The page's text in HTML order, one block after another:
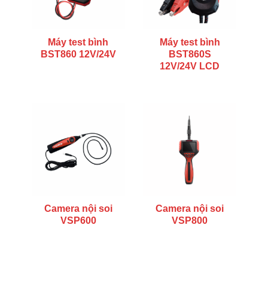
Máy test bình
BST860 12V/24V
Máy test bình
BST860S
12V/24V LCD
Camera nội soi
VSP600
Camera nội soi
VSP800